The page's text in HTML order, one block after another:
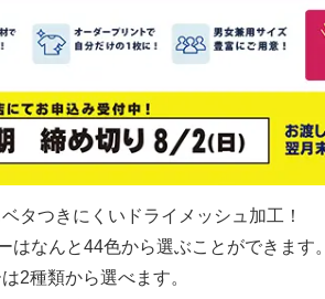
タつきにくいドライメッシュ加工！
はなんと44色から選ぶことができます。
2種類から選べます。